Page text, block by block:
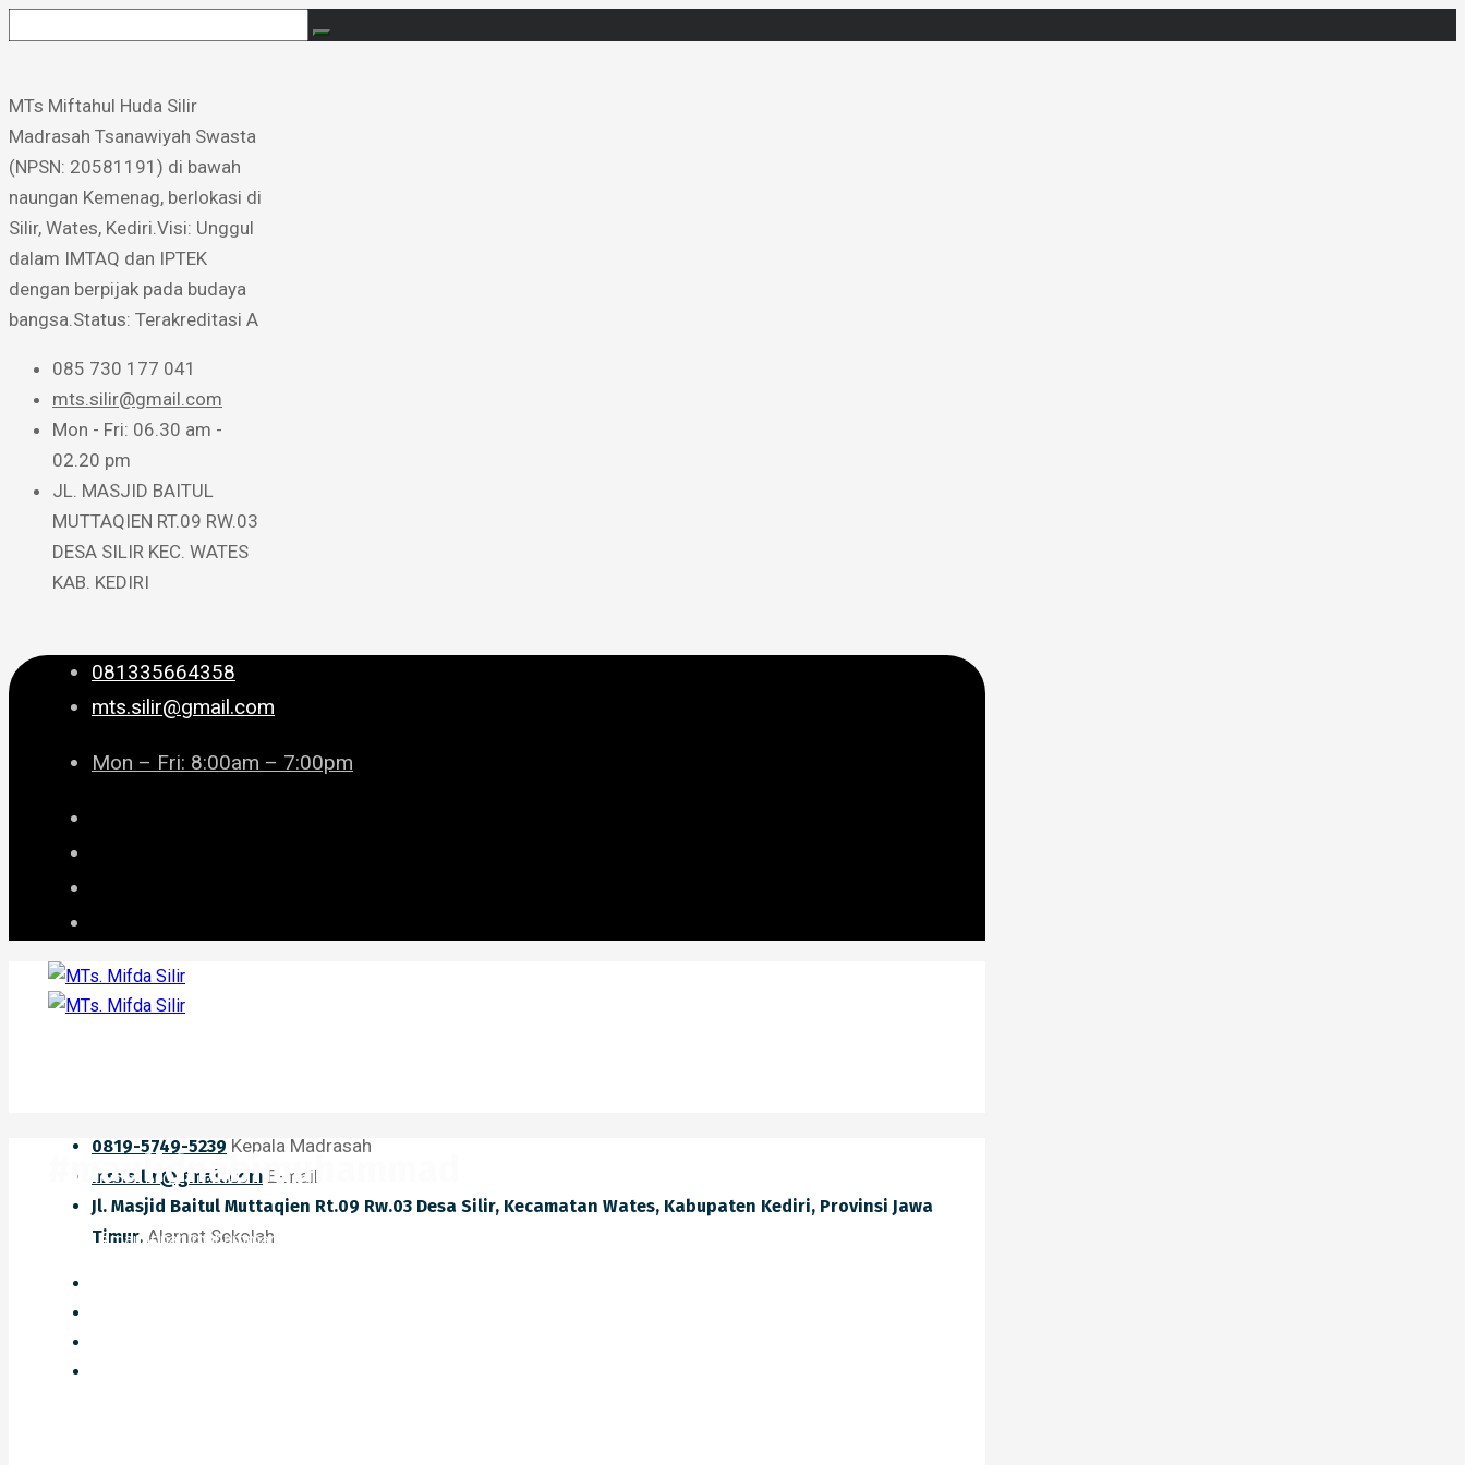
MTs Miftahul Huda Silir ​
Madrasah Tsanawiyah Swasta
(NPSN: 20581191) di bawah
naungan Kemenag, berlokasi di
Silir, Wates, Kediri. ​Visi: Unggul
dalam IMTAQ dan IPTEK
dengan berpijak pada budaya
bangsa. ​Status: Terakreditasi A
085 730 177 041
mts.silir@gmail.com
Mon - Fri: 06.30 am -
02.20 pm
JL. MASJID BAITUL
MUTTAQIEN RT.09 RW.03
DESA SILIR KEC. WATES
KAB. KEDIRI
081335664358
mts.silir@gmail.com
Mon – Fri: 8:00am – 7:00pm
0819-5749-5239 Kepala Madrasah
mts.silir@gmail.com E-mail
Jl. Masjid Baitul Muttaqien Rt.09 Rw.03 Desa Silir, Kecamatan Wates, Kabupaten Kediri, Provinsi Jawa
Timur. Alamat Sekolah
#maulidnabimuhammad
Home #maulidnabimuhammad